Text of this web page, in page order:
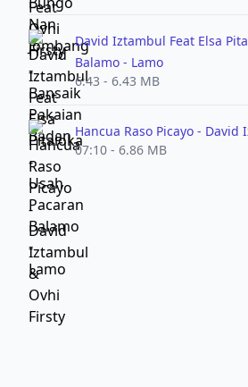
David Iztambul Feat Elsa
Balamo - Lamo
6:43 - 6.43 MB
Hancua Raso Picayo -
07:10 - 6.86 MB